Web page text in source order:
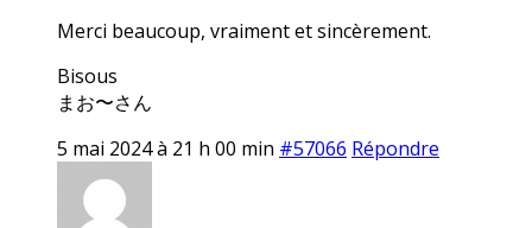
Merci beaucoup, vraiment et sincèrement.
Bisous
まお〜さん
5 mai 2024 à 21 h 00 min #57066 Répondre